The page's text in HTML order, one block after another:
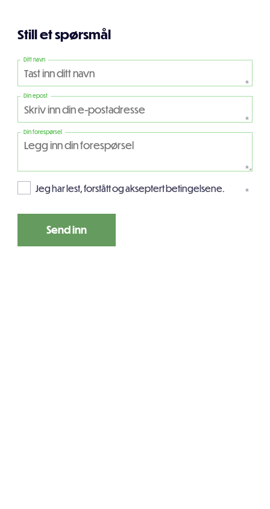
Still et spørsmål
Ditt navn
*
Din epost
*
Din forespørsel
*
Jeg har lest, forstått og akseptert betingelsene. *